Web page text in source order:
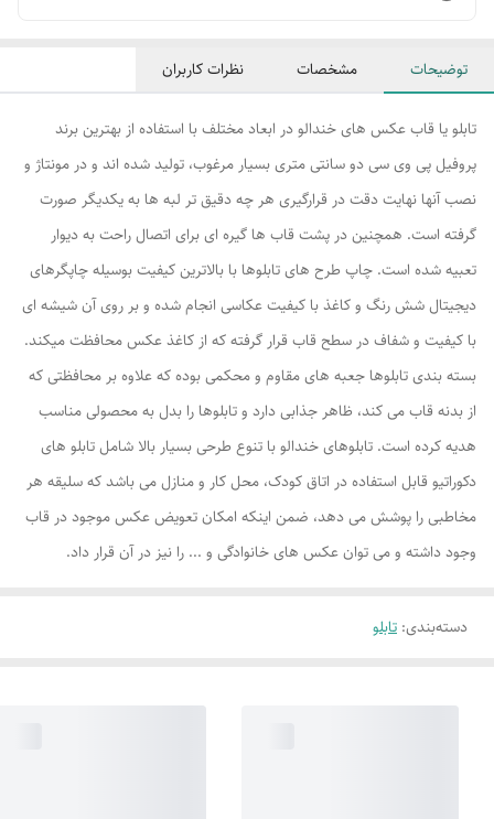
توضیحات مشخصات نظرات کاربران
تابلو یا قاب عکس های خندالو در ابعاد مختلف با استفاده از بهترین برند
پروفیل پی وی سی دو سانتی متری بسیار مرغوب، تولید شده اند و در مونتاژ و
نصب آنها نهایت دقت در قرارگیری هر چه دقیق تر لبه ها به یکدیگر صورت
گرفته است. همچنین در پشت قاب ها گیره ای برای اتصال راحت به دیوار
تعبیه شده است. چاپ طرح های تابلوها با بالاترین کیفیت بوسیله چاپگرهای
دیجیتال شش رنگ و کاغذ با کیفیت عکاسی انجام شده و بر روی آن شیشه ای
با کیفیت و شفاف در سطح قاب قرار گرفته که از کاغذ عکس محافظت میکند.
بسته بندی تابلوها جعبه های مقاوم و محکمی بوده که علاوه بر محافظتی که
از بدنه قاب می کند، ظاهر جذابی دارد و تابلوها را بدل به محصولی مناسب
هدیه کرده است. تابلوهای خندالو با تنوع طرحی بسیار بالا شامل تابلو های
دکوراتیو قابل استفاده در اتاق کودک، محل کار و منازل می باشد که سلیقه هر
مخاطبی را پوشش می دهد، ضمن اینکه امکان تعویض عکس موجود در قاب
وجود داشته و می توان عکس های خانوادگی و ... را نیز در آن قرار داد.
دسته‌بندی: تابلو